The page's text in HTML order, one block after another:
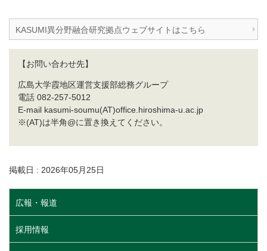
KASUMI異分野融合研究拠点ウェブサイトはこちら
【お問い合わせ先】
広島大学霞地区運営支援部総務グループ
電話 082-257-5012
E-mail kasumi-soumu(AT)office.hiroshima-u.ac.jp
※(AT)は半角@に置き換えてください。
掲載日 : 2026年05月25日
広報・報道
採用情報